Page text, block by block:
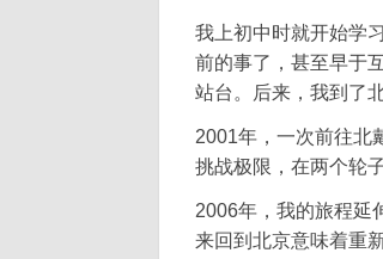
我上初中时就开始学
前的事了，甚至早于
站台。后来，我到了
2001年，一次前往北
挑战极限，在两个轮
2006年，我的旅程延
来回到北京意味着重